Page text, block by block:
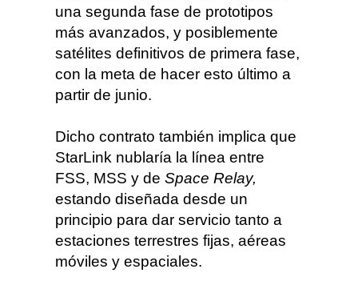
una segunda fase de prototipos
más avanzados, y posiblemente
satélites definitivos de primera fase,
con la meta de hacer esto último a
partir de junio.
Dicho contrato también implica que
StarLink nublaría la línea entre
FSS, MSS y deSpace Relay,
estando diseñada desde un
principio para dar servicio tanto a
estaciones terrestres fijas, aéreas
móviles y espaciales.